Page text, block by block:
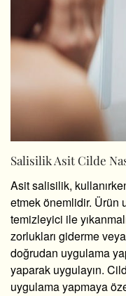
Salisilik Asit Cilde
Asit salisilik,
etmek önemlidir. Ürün
temizleyici ile
zorlukları giderme
doğrudan uygulama
yaparak uygulayın.
uygulama yapmaya